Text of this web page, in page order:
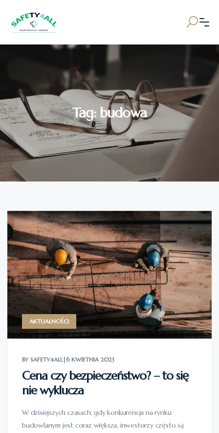
Tag: budowa
AKTUALNOŚCI
BY SAFETY4ALL| 6 KWIETNIA 2023
Cena czy bezpieczeństwo? – to się
nie wyklucza
W dzisiejszych czasach, gdy konkurencja na rynku
budowlanym jest coraz większa, inwestorzy często są